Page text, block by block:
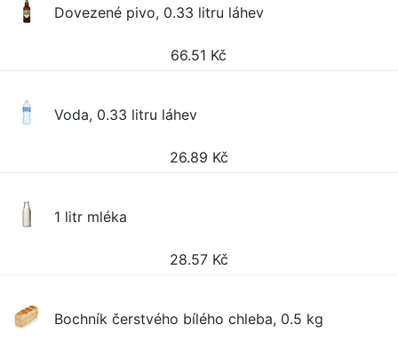
Dovezené pivo, 0.33 litru láhev
66.51 Kč
Voda, 0.33 litru láhev
26.89 Kč
1 litr mléka
28.57 Kč
Bochník čerstvého bílého chleba, 0.5 kg